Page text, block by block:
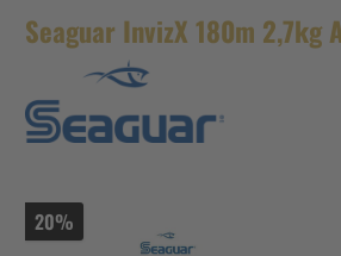
Seaguar InvizX 180m 2,7kg
20%